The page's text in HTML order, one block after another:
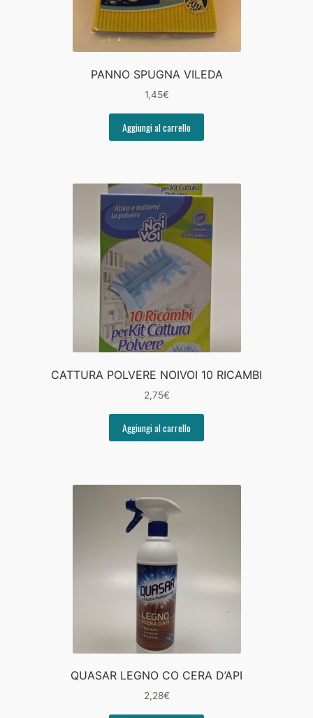
PANNO SPUGNA VILEDA
1,45€
Aggiungi al carrello
CATTURA POLVERE NOIVOI 10 RICAMBI
2,75€
Aggiungi al carrello
QUASAR LEGNO CO CERA D’API
2,28€